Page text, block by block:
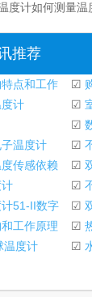
度计如何测量温
推荐
点和工作
☑
计 ☑
☑
何
温度计 ☑
事
传感依赖
☑
☑
51-II数字
☑
工作原理 ☑
优
温度计 ☑